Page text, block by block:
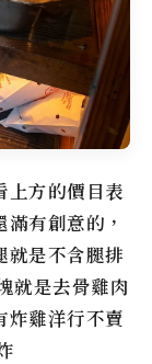
上方的價目表
有創意的，
就是不含腿排
就是去骨雞肉
炸雞洋行不賣